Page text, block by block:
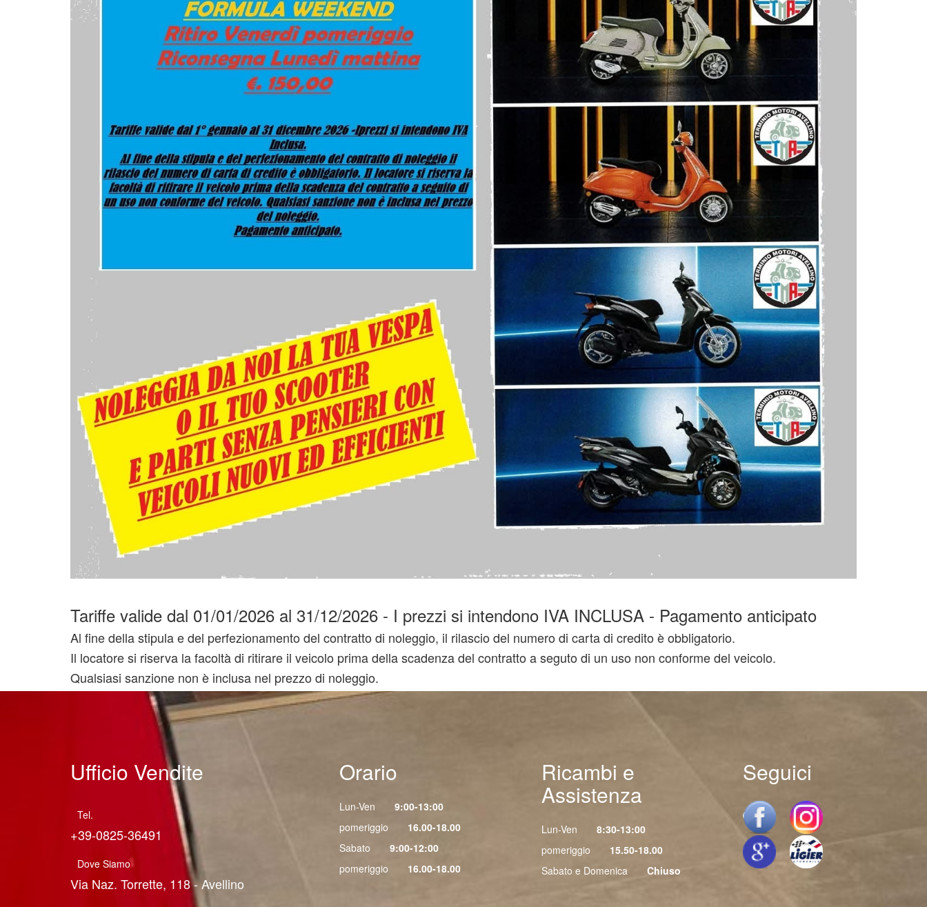
Tariffe valide dal 01/01/2026 al 31/12/2026 - I prezzi si intendono IVA INCLUSA - Pagamento anticipato
Al fine della stipula e del perfezionamento del contratto di noleggio, il rilascio del numero di carta di credito è obbligatorio.
Il locatore si riserva la facoltà di ritirare il veicolo prima della scadenza del contratto a seguto di un uso non conforme del veicolo.
Qualsiasi sanzione non è inclusa nel prezzo di noleggio.
Ufficio Vendite
Tel.
+39-0825-36491
Dove Siamo
Via Naz. Torrette, 118 - Avellino
Orario
Lun-Ven
9:00-13:00
pomeriggio
16.00-18.00
Sabato
9:00-12:00
pomeriggio
16.00-18.00
Ricambi e
Assistenza
Lun-Ven
8:30-13:00
pomeriggio
15.50-18.00
Sabato e Domenica
Chiuso
Seguici